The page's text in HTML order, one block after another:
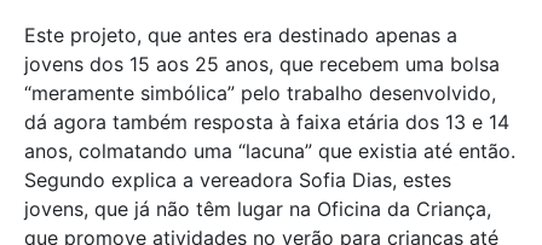
Este projeto, que antes era destinado apenas a
jovens dos 15 aos 25 anos, que recebem uma bolsa
“meramente simbólica” pelo trabalho desenvolvido,
dá agora também resposta à faixa etária dos 13 e 14
anos, colmatando uma “lacuna” que existia até então.
Segundo explica a vereadora Sofia Dias, estes
jovens, que já não têm lugar na Oficina da Criança,
que promove atividades no verão para crianças até